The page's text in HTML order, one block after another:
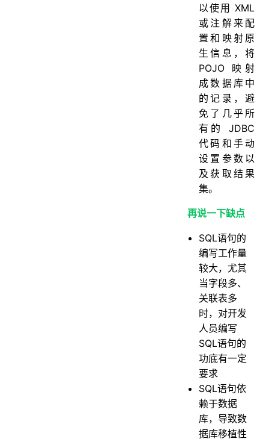
以使用 XML
或注解来配
置和映射原
生信息，将
POJO 映射
成数据库中
的记录，避
免了几乎所
有的 JDBC
代码和手动
设置参数以
及获取结果
集。
再说一下缺点
SQL语句的
编写工作量
较大，尤其
当字段多、
关联表多
时，对开发
人员编写
SQL语句的
功底有一定
要求
SQL语句依
赖于数据
库，导致数
据库移植性